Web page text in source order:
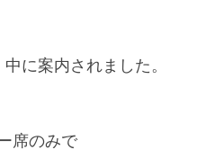
に案内されました。
席のみで